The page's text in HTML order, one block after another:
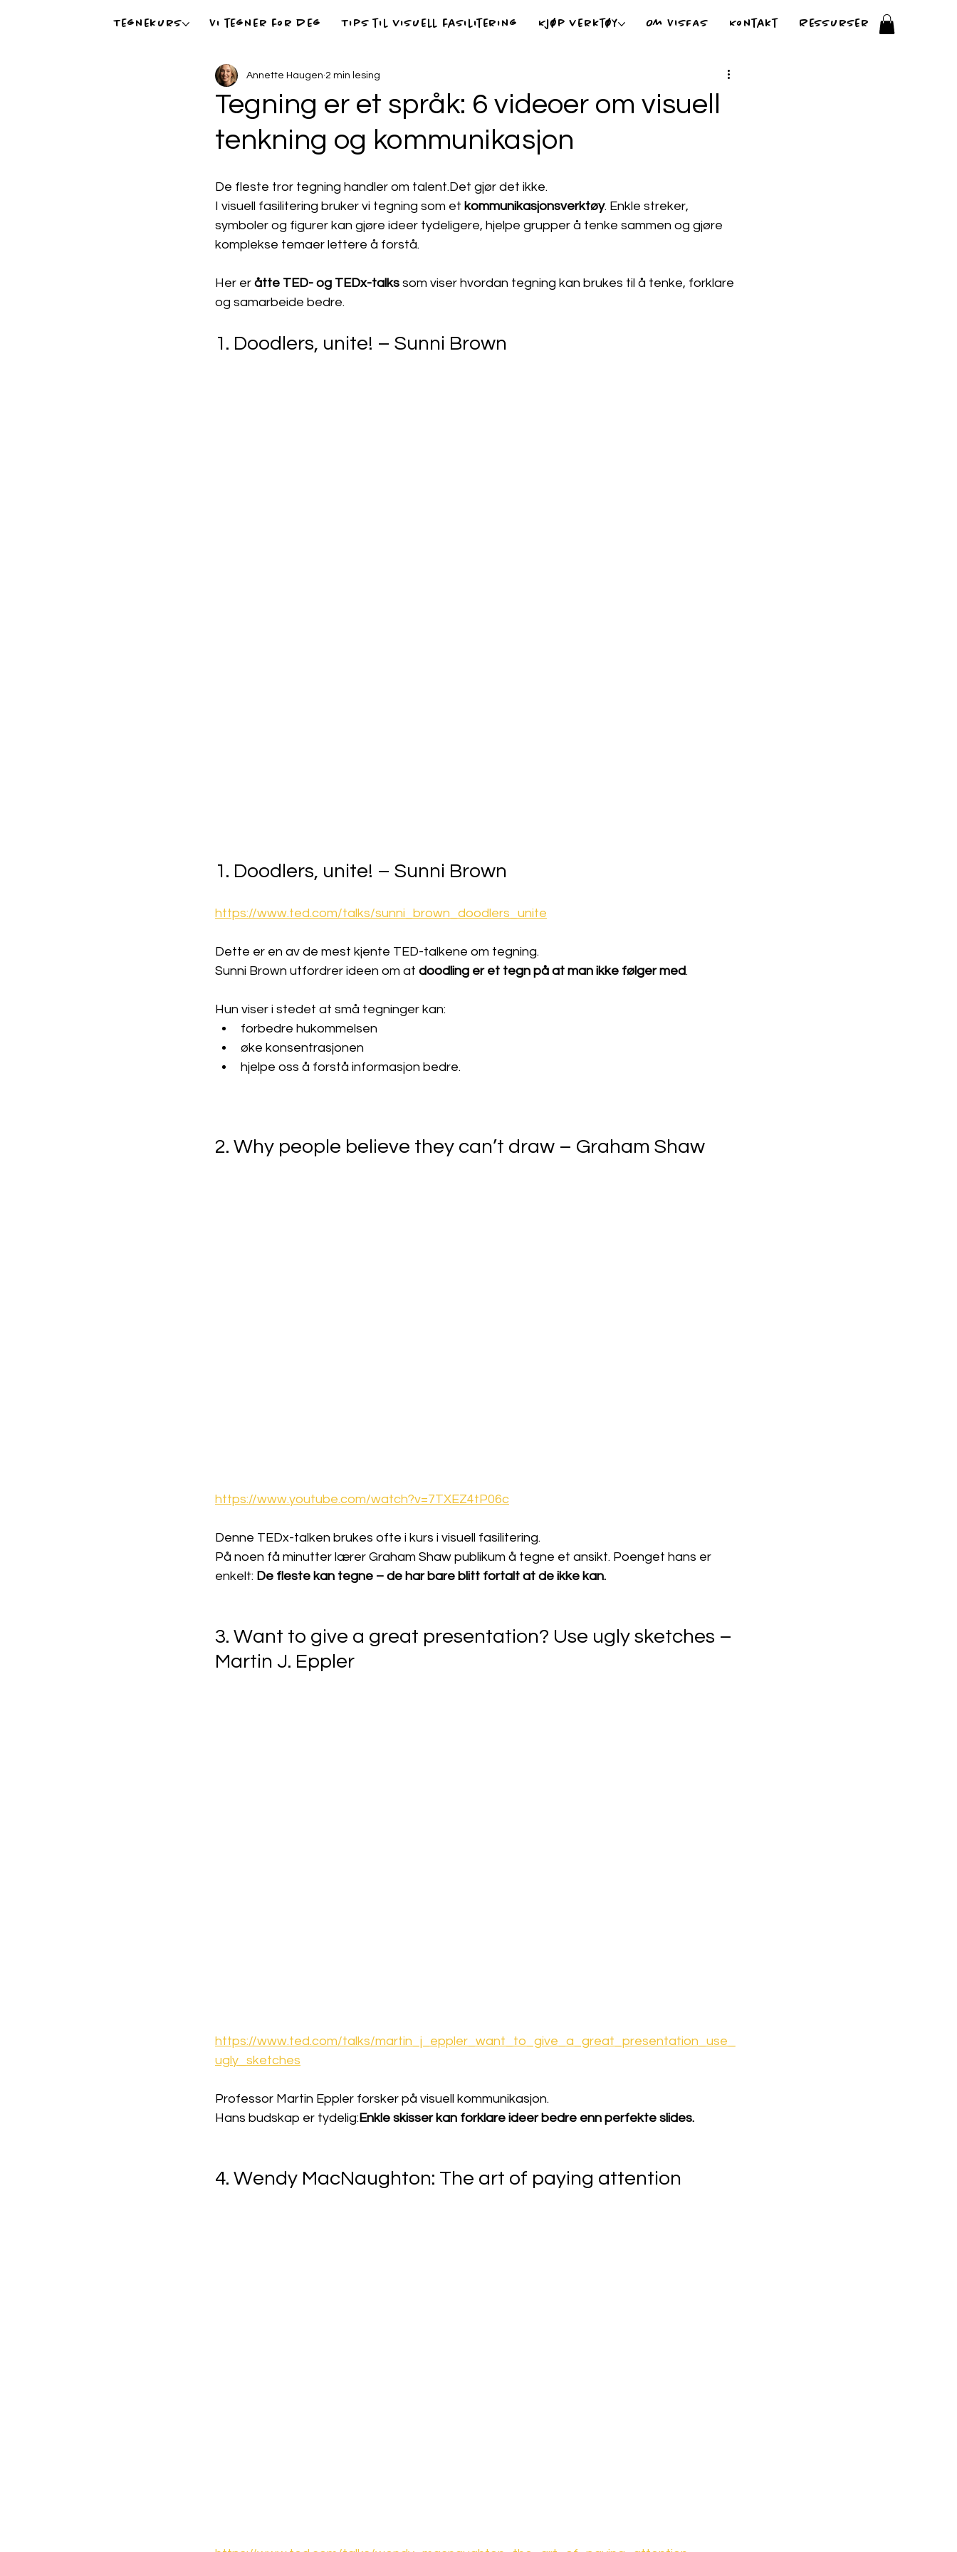
Tegnekurs Vi tegner for deg Tips til visuell fasilitering Kjøp verktøy Om VISFAS Kontakt Ressurser
Tegning er et språk: 6 videoer om visuell
tenkning og kommunikasjon
Annette Haugen 2 min lesing
De fleste tror tegning handler om talent.Det gjør det ikke.
I visuell fasilitering bruker vi tegning som et kommunikasjonsverktøy. Enkle streker,
symboler og figurer kan gjøre ideer tydeligere, hjelpe grupper å tenke sammen og gjøre
komplekse temaer lettere å forstå.
Her er åtte TED- og TEDx-talks som viser hvordan tegning kan brukes til å tenke, forklare
og samarbeide bedre.
1. Doodlers, unite! – Sunni Brown
1. Doodlers, unite! – Sunni Brown
https://www.ted.com/talks/sunni_brown_doodlers_unite
Dette er en av de mest kjente TED-talkene om tegning.
Sunni Brown utfordrer ideen om at doodling er et tegn på at man ikke følger med.
Hun viser i stedet at små tegninger kan:
forbedre hukommelsen
øke konsentrasjonen
hjelpe oss å forstå informasjon bedre.
2. Why people believe they can’t draw – Graham Shaw
https://www.youtube.com/watch?v=7TXEZ4tP06c
Denne TEDx-talken brukes ofte i kurs i visuell fasilitering.
På noen få minutter lærer Graham Shaw publikum å tegne et ansikt. Poenget hans er
enkelt: De fleste kan tegne – de har bare blitt fortalt at de ikke kan.
3. Want to give a great presentation? Use ugly sketches –
Martin J. Eppler
https://www.ted.com/talks/martin_j_eppler_want_to_give_a_great_presentation_use_
ugly_sketches
Professor Martin Eppler forsker på visuell kommunikasjon.
Hans budskap er tydelig: Enkle skisser kan forklare ideer bedre enn perfekte slides.
4. Wendy MacNaughton: The art of paying attention